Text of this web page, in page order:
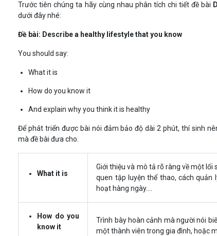
Trước tiên chúng ta hãy cùng nhau phân tích chi tiết đề bài
dưới đây nhé:
Đề bài: Describe a healthy lifestyle that you know
You should say:
What it is
How do you know it
And explain why you think it is healthy
Để phát triển được bài nói đảm bảo độ dài 2 phút, thí sinh
mà đề bài đưa cho.
What it is
Giới thiệu và mô tả rõ ràng về một lối
quen tập luyện thể thao, cách quản
hoạt hàng ngày….
How do you
know it
Trình bày hoàn cảnh mà người nói
một thành viên trong gia đình, hoặc